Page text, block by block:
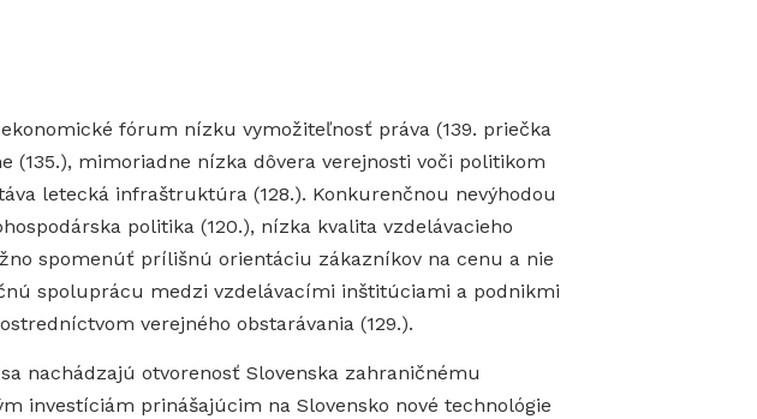
fórum nízku vymožiteľnosť práva (139. priečka
mimoriadne nízka dôvera verejnosti voči politikom
letecká infraštruktúra (128.). Konkurenčnou nevýhodou
politika (120.), nízka kvalita vzdelávacieho
spomenúť prílišnú orientáciu zákazníkov na cenu a nie
spoluprácu medzi vzdelávacími inštitúciami a podnikmi
verejného obstarávania (129.).
nachádzajú otvorenosť Slovenska zahraničnému
investíciám prinášajúcim na Slovensko nové technológie